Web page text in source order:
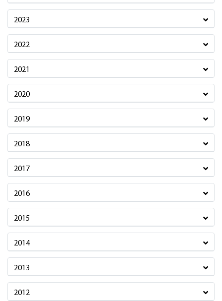
2023
2022
2021
2020
2019
2018
2017
2016
2015
2014
2013
2012